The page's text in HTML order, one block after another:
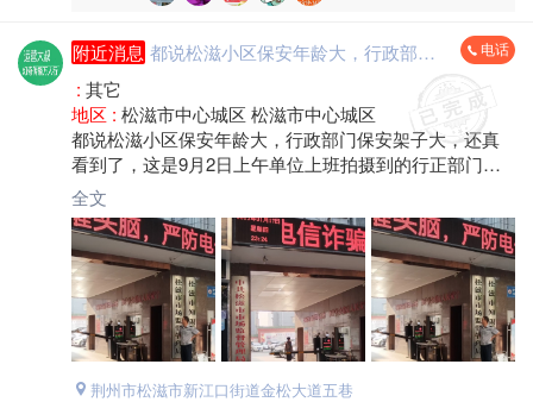
附近消息 都说松滋小区保安年龄大，行政部门保安架子大，还真见到了 电话
: 其它
地区 : 松滋市中心城区 松滋市中心城区
都说松滋小区保安年龄大，行政部门保安架子大，还真
看到了，这是9月2日上午单位上班拍摄到的行正部门保
安，看这架式还以为是那位领导呢，
全文
荆州市松滋市新江口街道金松大道五巷